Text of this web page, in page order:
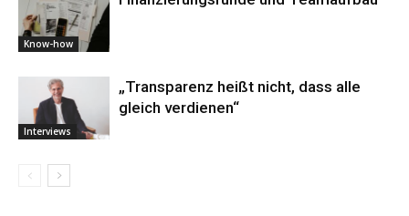
Know-how
Interviews
„Transparenz heißt nicht, dass alle
gleich verdienen“